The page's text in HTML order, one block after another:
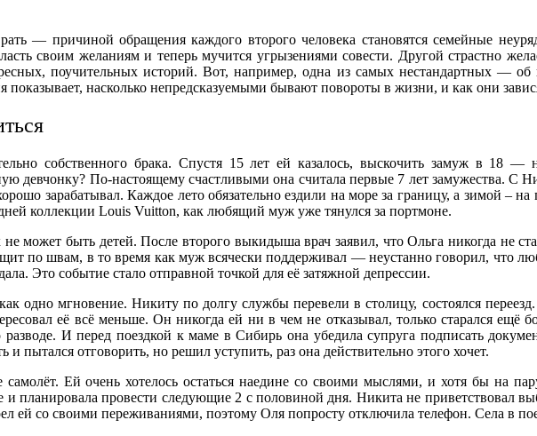
— причиной обращения каждого второго человека становятся семейные
своим желаниям и теперь мучится угрызениями совести. Другой страстно
поучительных историй. Вот, например, одна из самых нестандартных —
показывает, насколько непредсказуемыми бывают повороты в жизни, и как они
собственного брака. Спустя 15 лет ей казалось, выскочить замуж в 18 —
девчонку? По-настоящему счастливыми она считала первые 7 лет замужества. С
зарабатывал. Каждое лето обязательно ездили на море за границу, а зимой –
коллекции Louis Vuitton, как любящий муж уже тянулся за портмоне.
может быть детей. После второго выкидыша врач заявил, что Ольга никогда не
по швам, в то время как муж всячески поддерживал — неустанно говорил, что
Это событие стало отправной точкой для её затяжной депрессии.
одно мгновение. Никиту по долгу службы перевели в столицу, состоялся
её всё меньше. Он никогда ей ни в чем не отказывал, только старался
разводе. И перед поездкой к маме в Сибирь она убедила супруга подписать
пытался отговорить, но решил уступить, раз она действительно этого хочет.
Ей очень хотелось остаться наедине со своими мыслями, и хотя бы на
планировала провести следующие 2 с половиной дня. Никита не приветствовал
ей со своими переживаниями, поэтому Оля попросту отключила телефон. Села в